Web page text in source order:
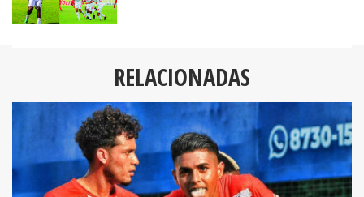
RELACIONADAS